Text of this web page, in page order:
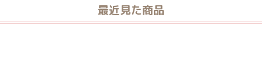
最近見た商品